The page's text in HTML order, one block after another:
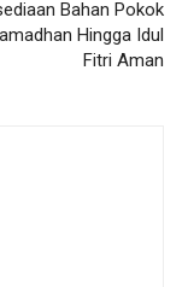
Bahan Pokok
Hingga Idul
Fitri Aman